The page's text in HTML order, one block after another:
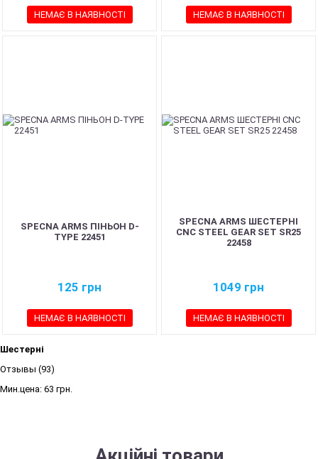
НЕМАЄ В НАЯВНОСТІ НЕМАЄ В НАЯВНОСТІ
SPECNA ARMS ПІНЬОН D-
TYPE 22451
125 грн
НЕМАЄ В НАЯВНОСТІ
SPECNA ARMS ШЕСТЕРНІ
CNC STEEL GEAR SET SR25
22458
1049 грн
НЕМАЄ В НАЯВНОСТІ
Шестерні
Отзывы (93)
Мин.цена: 63 грн.